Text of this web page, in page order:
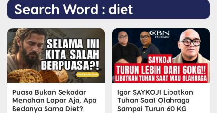
Search Word : diet
Puasa Bukan Sekadar
Menahan Lapar Aja, Apa
Bedanya Sama Diet?
Igor SAYKOJI Libatkan
Tuhan Saat Olahraga
Sampai Turun 60 KG